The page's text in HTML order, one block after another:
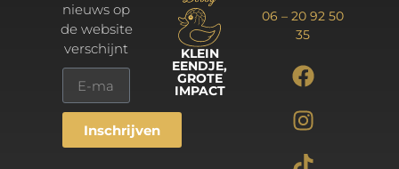
06 – 20 92 50
35
KLEIN
EENDJE,
GROTE
IMPACT
nieuws op
de website
verschijnt
Inschrijven